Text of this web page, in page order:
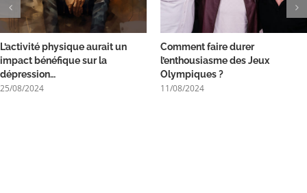
L’activité physique aurait un
impact bénéfique sur la
dépression…
25/08/2024
Comment faire durer
l’enthousiasme des Jeux
Olympiques ?
11/08/2024